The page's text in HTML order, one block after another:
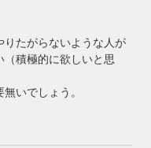
りたがらないような人が
積極的に欲しいと思
いでしょう。